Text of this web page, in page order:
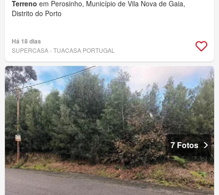
Terreno em Perosinho, Município de Vila Nova de Gaia,
Distrito do Porto
Há 18 dias
SUPERCASA - TUACASA PORTUGAL
7 Fotos